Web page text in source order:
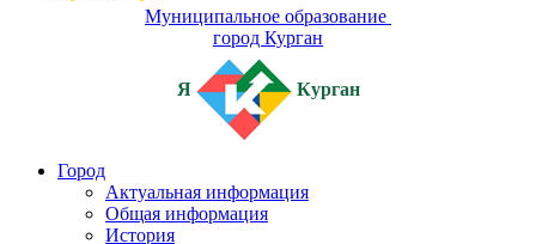
Муниципальное образование
город Курган
Я Курган
Город
Актуальная информация
Общая информация
История